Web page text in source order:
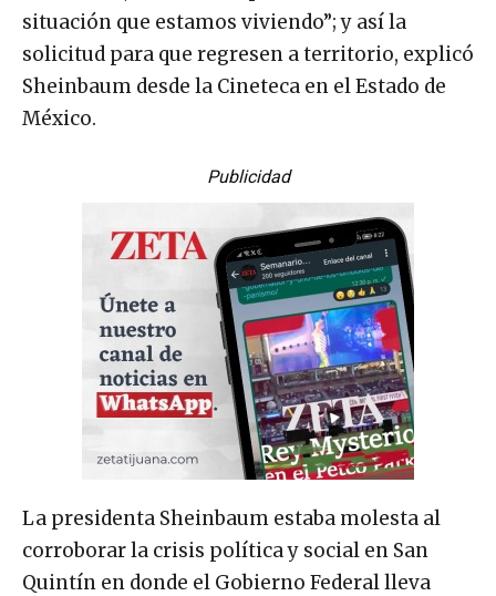
situación que estamos viviendo”; y así la
solicitud para que regresen a territorio, explicó
Sheinbaum desde la Cineteca en el Estado de
México.
Publicidad
La presidenta Sheinbaum estaba molesta al
corroborar la crisis política y social en San
Quintín en donde el Gobierno Federal lleva